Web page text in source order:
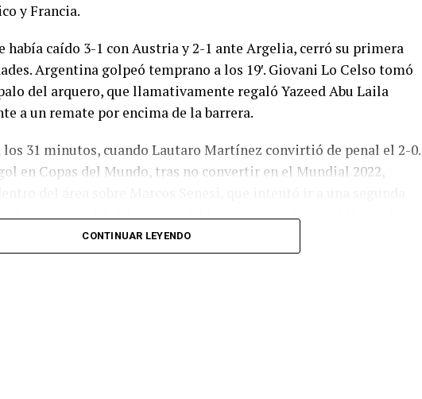
y Francia.
había caído 3-1 con Austria y 2-1 ante Argelia, cerró su primera
Argentina golpeó temprano a los 19′. Giovani Lo Celso tomó
del arquero, que llamativamente regaló Yazeed Abu Laila
a un remate por encima de la barrera.
31 minutos, cuando Lautaro Martínez convirtió de penal el 2-0.
en Copas del Mundo, tras no convertir en el Mundial 2022,
el travesaño del delanatero del Inter, pero se terminó llevando una
CONTINUAR LEYENDO